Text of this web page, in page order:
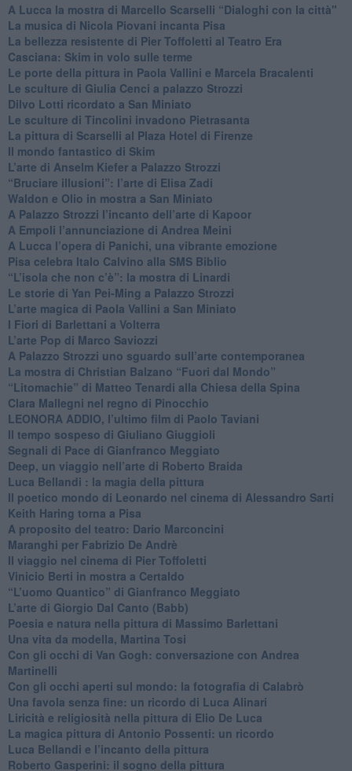
A Lucca la mostra di Marcello Scarselli “Dialoghi con la città"
​La musica di Nicola Piovani incanta Pisa
​La bellezza resistente di Pier Toffoletti al Teatro Era
​Casciana: Skim in volo sulle terme
​Le porte della pittura in Paola Vallini e Marcela Bracalenti
​Le sculture di Giulia Cenci a palazzo Strozzi
​Dilvo Lotti ricordato a San Miniato
​Le sculture di Tincolini invadono Pietrasanta
La pittura di Scarselli al Plaza Hotel di Firenze
​Il mondo fantastico di Skim
​L’arte di Anselm Kiefer a Palazzo Strozzi
​“Bruciare illusioni”: l’arte di Elisa Zadi
​Waldon e Olio in mostra a San Miniato
​A Palazzo Strozzi l’incanto dell’arte di Kapoor
​A Empoli l’annunciazione di Andrea Meini
A Lucca l’opera di Panichi, una vibrante emozione
Pisa celebra Italo Calvino alla SMS Biblio
“L’isola che non c’è”: la mostra di Linardi
​Le storie di Yan Pei-Ming a Palazzo Strozzi
​L’arte magica di Paola Vallini a San Miniato
​I Fiori di Barlettani a Volterra
​L’arte Pop di Marco Saviozzi
​A Palazzo Strozzi uno sguardo sull’arte contemporanea
La mostra di Christian Balzano “Fuori dal Mondo”
​“Litomachie” di Matteo Tenardi alla Chiesa della Spina
​Clara Mallegni nel regno di Pinocchio
​LEONORA ADDIO, l’ultimo film di Paolo Taviani
Il tempo sospeso di Giuliano Giuggioli
Segnali di Pace di Gianfranco Meggiato
​Deep, un viaggio nell’arte di Roberto Braida
​Luca Bellandi : la magia della pittura
​Il poetico mondo di Leonardo nel cinema di Alessandro Sarti
​Keith Haring torna a Pisa
​A proposito del teatro: Dario Marconcini
Maranghi per Fabrizio De Andrè
​Il viaggio nel cinema di Pier Toffoletti
Vinicio Berti in mostra a Certaldo
“L’uomo Quantico” di Gianfranco Meggiato
​L’arte di Giorgio Dal Canto (Babb)
Poesia e natura nella pittura di Massimo Barlettani
Una vita da modella, Martina Tosi
​Con gli occhi di Van Gogh: conversazione con Andrea
Martinelli
​Con gli occhi aperti sul mondo: la fotografia di Calabrò
Una favola senza fine: un ricordo di Luca Alinari
Liricità e religiosità nella pittura di Elio De Luca
La magica pittura di Antonio Possenti: un ricordo
Luca Bellandi e l’incanto della pittura
​Roberto Gasperini: il sogno della pittura